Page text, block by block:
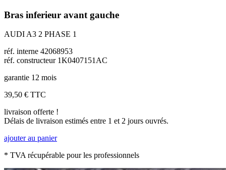
Bras inferieur avant gauche
AUDI A3 2 PHASE 1
réf. interne 42068953
réf. constructeur 1K0407151AC
garantie 12 mois
39,50 € TTC
livraison offerte !
Délais de livraison estimés entre 1 et 2 jours ouvrés.
ajouter au panier
* TVA récupérable pour les professionnels